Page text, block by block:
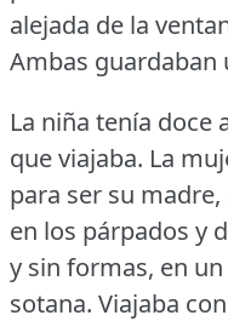
alejada de la
Ambas
La niña tenía doce
que viajaba. La
para ser su madre,
en los párpados y
y sin formas, en
sotana. Viajaba